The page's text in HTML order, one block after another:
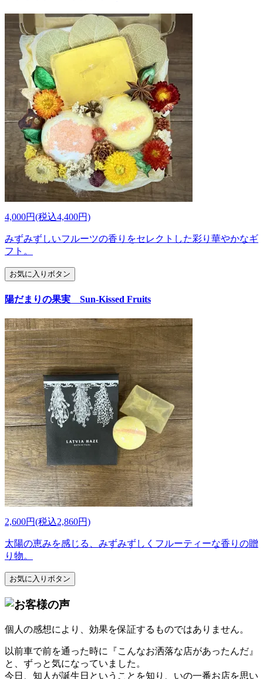
4,000円(税込4,400円)
みずみずしいフルーツの香りをセレクトした彩り華やかなギ
フト。
お気に入りボタン
陽だまりの果実 Sun-Kissed Fruits
2,600円(税込2,860円)
太陽の恵みを感じる、みずみずしくフルーティーな香りの贈
り物。
お気に入りボタン
個人の感想により、効果を保証するものではありません。
以前車で前を通った時に『こんなお洒落な店があったんだ』
と、ずっと気になっていました。
今日、知人が誕生日ということを知り、いの一番お店を思い